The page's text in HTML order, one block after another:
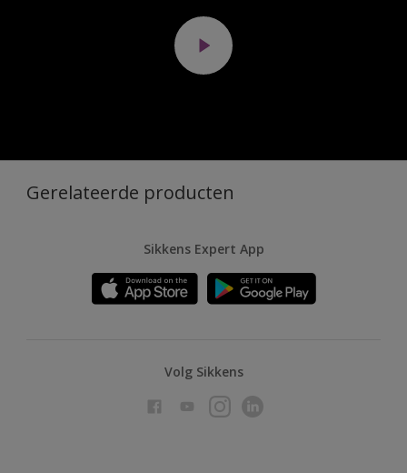
Gerelateerde producten
Sikkens Expert App
Volg Sikkens